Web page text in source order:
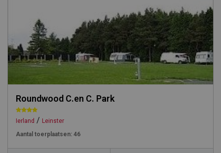
Roundwood C.en C. Park
Ierland / Leinster
Aantal toerplaatsen: 46